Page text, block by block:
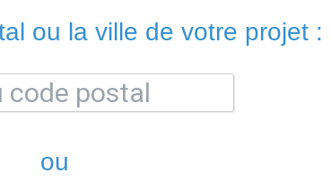
ou la ville de votre projet :
ou